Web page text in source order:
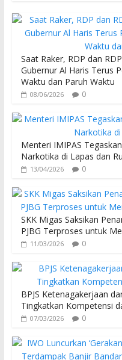
e
b
o
o
k
itt
er
at
s
A
p
p
Saat Raker, RDP dan
Gubernur Al Haris Terus
Waktu dan Paruh Waktu
08/06/2026 0
Menteri IMIPAS
Narkotika di Lapas dan
13/04/2026 0
SKK Migas Saksikan
PJBG Terproses untuk
11/03/2026 0
BPJS Ketenagakerjaan
Tingkatkan Kompetensi
07/03/2026 0